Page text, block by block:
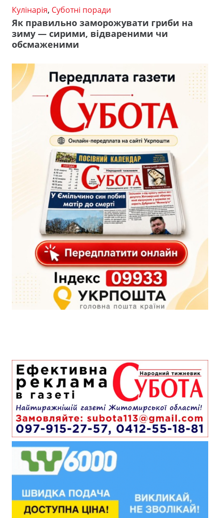
Кулінарія, Суботні поради
Як правильно заморожувати гриби на
зиму — сирими, відвареними чи
обсмаженими